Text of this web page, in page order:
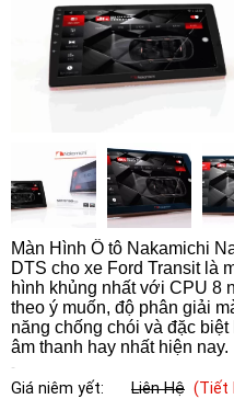
Màn Hình Ô tô Nakamichi
DTS cho xe Ford Transit là
hình khủng nhất với CPU 8
theo ý muốn, độ phân giải
năng chống chói và đặc
âm thanh hay nhất hiện nay.
Giá niêm yết: Liên Hệ (Tiết